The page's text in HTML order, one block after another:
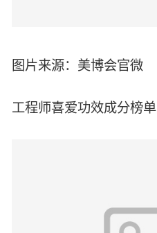
图片来源：美博会官微
工程师喜爱功效成分榜单